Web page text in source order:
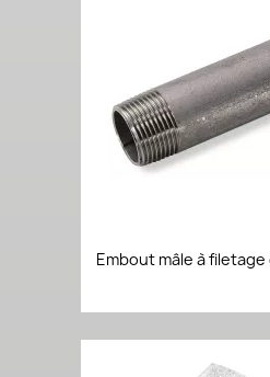
Embout mâle à filetage